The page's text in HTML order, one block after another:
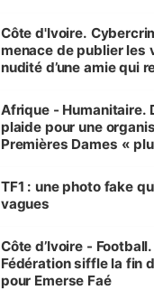
des Transports
Côte d'Ivoire.
menace de publier les
nudité d’une amie qui
Afrique - Humanitaire.
plaide pour une
Premières Dames «
sur la scène
TF1 : une photo fake
vagues
Côte d’Ivoire -
Fédération siffle la fin
pour Emerse Faé